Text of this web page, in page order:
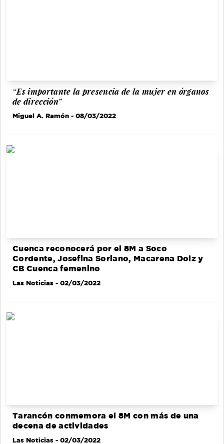
“Es importante la presencia de la mujer en órganos
de dirección”
Miguel A. Ramón - 08/03/2022
Cuenca reconocerá por el 8M a Soco
Cordente, Josefina Soriano, Macarena Dolz y
CB Cuenca femenino
Las Noticias - 02/03/2022
Tarancón conmemora el 8M con más de una
decena de actividades
Las Noticias - 02/03/2022